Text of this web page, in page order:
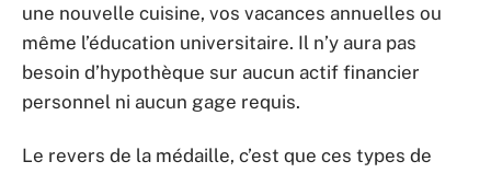
une nouvelle cuisine, vos vacances annuelles ou
même l’éducation universitaire. Il n’y aura pas
besoin d’hypothèque sur aucun actif financier
personnel ni aucun gage requis.
Le revers de la médaille, c’est que ces types de